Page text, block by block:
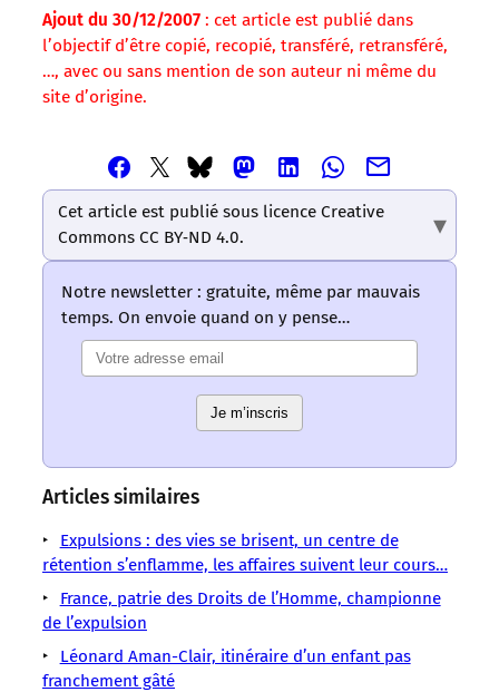
Ajout du 30/12/2007 : cet article est publié dans
l’objectif d’être copié, recopié, transféré, retransféré,
…, avec ou sans mention de son auteur ni même du
site d’origine.
Partager
cet
article
via
Facebook
–
Les
mots
ont
LMOUS
–
Hortefeux
Discrimination
Immigration
Partager
cet
article
via
–
Les
mots
ont
–
Aman-
Clair
Nicolas
Léonard
Partager
cet
article
via
–
Les
mots
ont
un
sens
LMOUS
–
Ivoirien,
a
été
en
Partager
cet
article
via
Mastodon
–
Les
mots
sens
LMOUS
par
une
famille
mais
en
Partager
cet
article
Linkedin
–
Les
mots
sens
LMOUS
d’un
passeport
irrégulier,
Partager
cet
article
Whatsapp
–
Les
mots
LMOUS
expulsé
le
mois
Partager
cet
article
Email
–
mots
LMOUS
connait
Léonard
depuis
jeune
Cet article est publié sous licence Creative
Commons CC BY‑ND 4.0.
Notre newsletter : gratuite, même par mauvais
temps. On envoie quand on y pense…
Je m’inscris
Articles similaires
Expulsions : des vies se brisent, un centre de
rétention s’enflamme, les affaires suivent leur cours…
France, patrie des Droits de l’Homme, championne
de l’expulsion
Léonard Aman-Clair, itinéraire d’un enfant pas
franchement gâté